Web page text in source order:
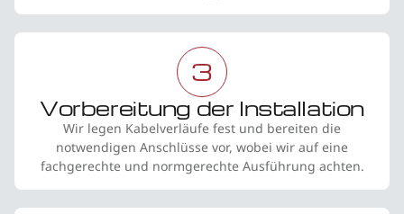
3
Vorbereitung der Installation
Wir legen Kabelverläufe fest und bereiten die
notwendigen Anschlüsse vor, wobei wir auf eine
fachgerechte und normgerechte Ausführung achten.